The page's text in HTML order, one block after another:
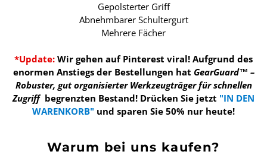
Gepolsterter Griff
Abnehmbarer Schultergurt
Mehrere Fächer
*Update: Wir gehen auf Pinterest viral! Aufgrund des
enormen Anstiegs der Bestellungen hat GearGuard™ –
Robuster, gut organisierter Werkzeugträger für schnellen
Zugriff begrenzten Bestand! Drücken Sie jetzt "IN DEN
WARENKORB" und sparen Sie 50% nur heute!
Warum bei uns kaufen?